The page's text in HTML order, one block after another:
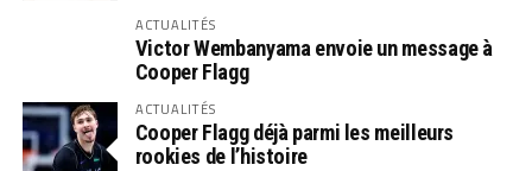
ACTUALITÉS
Victor Wembanyama envoie un message à
Cooper Flagg
ACTUALITÉS
Cooper Flagg déjà parmi les meilleurs
rookies de l’histoire